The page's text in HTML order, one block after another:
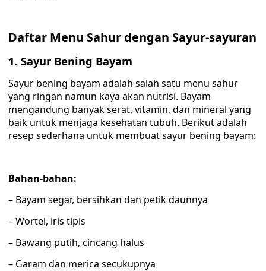
Daftar Menu Sahur dengan Sayur-sayuran
1. Sayur Bening Bayam
Sayur bening bayam adalah salah satu menu sahur
yang ringan namun kaya akan nutrisi. Bayam
mengandung banyak serat, vitamin, dan mineral yang
baik untuk menjaga kesehatan tubuh. Berikut adalah
resep sederhana untuk membuat sayur bening bayam:
Bahan-bahan:
– Bayam segar, bersihkan dan petik daunnya
– Wortel, iris tipis
– Bawang putih, cincang halus
– Garam dan merica secukupnya